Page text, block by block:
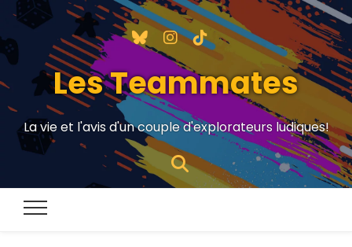
Les Teammates
La vie et l'avis d'un couple d'explorateurs ludiques!